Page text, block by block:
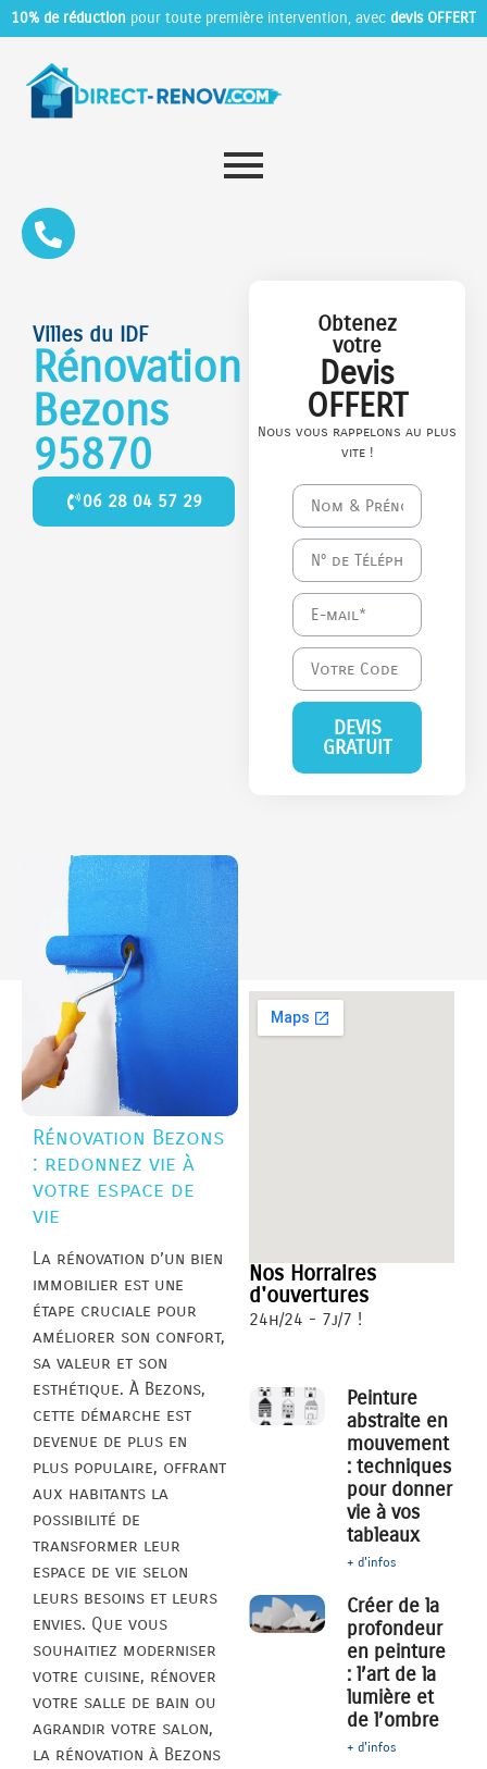
10% de réduction pour toute première intervention, avec devis OFFERT
Villes du IDF
Rénovation
Bezons
95870
06 28 04 57 29
Obtenez
votre
Devis
OFFERT
Nous vous rappelons au plus
vite !
DEVIS
GRATUIT
Rénovation Bezons
: redonnez vie à
votre espace de
vie
La rénovation d’un bien
immobilier est une
étape cruciale pour
améliorer son confort,
sa valeur et son
esthétique. À Bezons,
cette démarche est
devenue de plus en
plus populaire, offrant
aux habitants la
possibilité de
transformer leur
espace de vie selon
leurs besoins et leurs
envies. Que vous
souhaitiez moderniser
votre cuisine, rénover
votre salle de bain ou
agrandir votre salon,
la rénovation à Bezons
Nos Horraires
d'ouvertures
24h/24 - 7j/7 !
Peinture
abstraite en
mouvement
: techniques
pour donner
vie à vos
tableaux
+ d'infos
Créer de la
profondeur
en peinture
: l’art de la
lumière et
de l’ombre
+ d'infos